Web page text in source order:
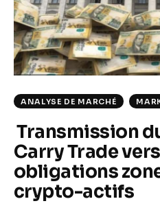
Climate
Markets
Tech
Shop
ANALYSE DE MARCHÉ
Transmission
Carry Trade
obligations
crypto-actifs